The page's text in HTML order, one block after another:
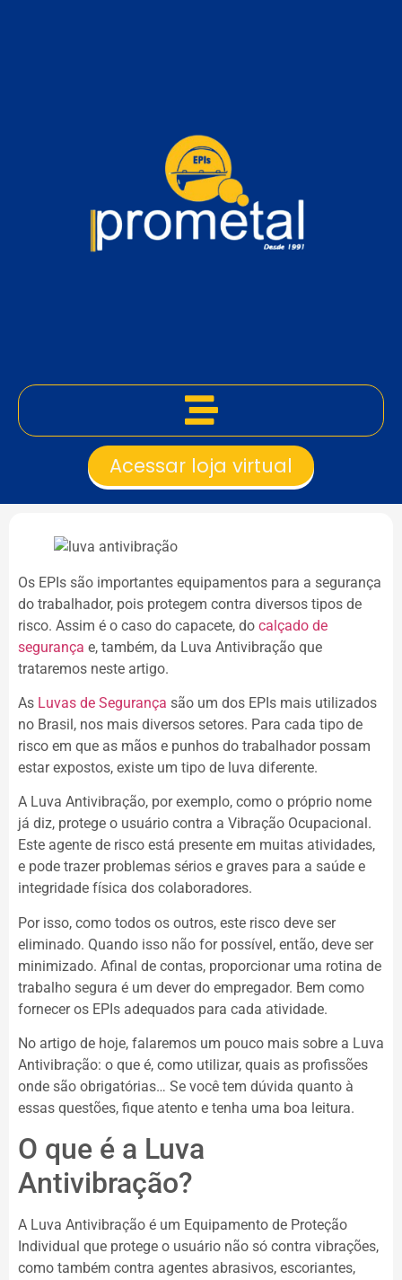
Acessar loja virtual
Os EPIs são importantes equipamentos para a segurança
do trabalhador, pois protegem contra diversos tipos de
risco. Assim é o caso do capacete, do calçado de
segurança e, também, da Luva Antivibração que
trataremos neste artigo.
As Luvas de Segurança são um dos EPIs mais utilizados
no Brasil, nos mais diversos setores. Para cada tipo de
risco em que as mãos e punhos do trabalhador possam
estar expostos, existe um tipo de luva diferente.
A Luva Antivibração, por exemplo, como o próprio nome
já diz, protege o usuário contra a Vibração Ocupacional.
Este agente de risco está presente em muitas atividades,
e pode trazer problemas sérios e graves para a saúde e
integridade física dos colaboradores.
Por isso, como todos os outros, este risco deve ser
eliminado. Quando isso não for possível, então, deve ser
minimizado. Afinal de contas, proporcionar uma rotina de
trabalho segura é um dever do empregador. Bem como
fornecer os EPIs adequados para cada atividade.
No artigo de hoje, falaremos um pouco mais sobre a Luva
Antivibração: o que é, como utilizar, quais as profissões
onde são obrigatórias… Se você tem dúvida quanto à
essas questões, fique atento e tenha uma boa leitura.
O que é a Luva
Antivibração?
A Luva Antivibração é um Equipamento de Proteção
Individual que protege o usuário não só contra vibrações,
como também contra agentes abrasivos, escoriantes,